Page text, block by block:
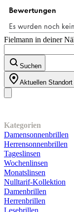
Fielmann in deiner
Suchen
Aktuellen Standort
Kategorien
Damensonnenbrillen
Herrensonnenbrillen
Tageslinsen
Wochenlinsen
Monatslinsen
Nulltarif-Kollektion
Damenbrillen
Herrenbrillen
Lesebrillen